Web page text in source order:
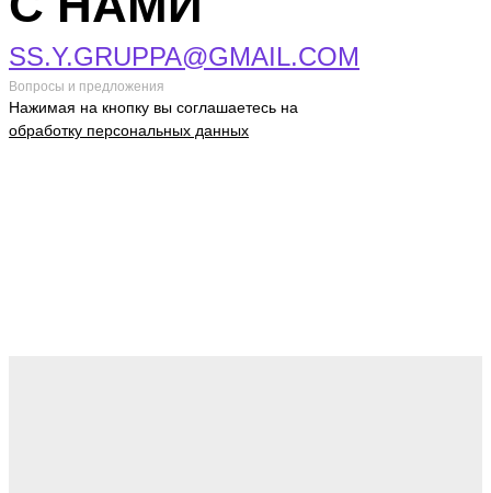
SS.Y.GRUPPA@GMAIL.COM
Вопросы и предложения
Нажимая на кнопку вы соглашаетесь на
обработку персональных данных